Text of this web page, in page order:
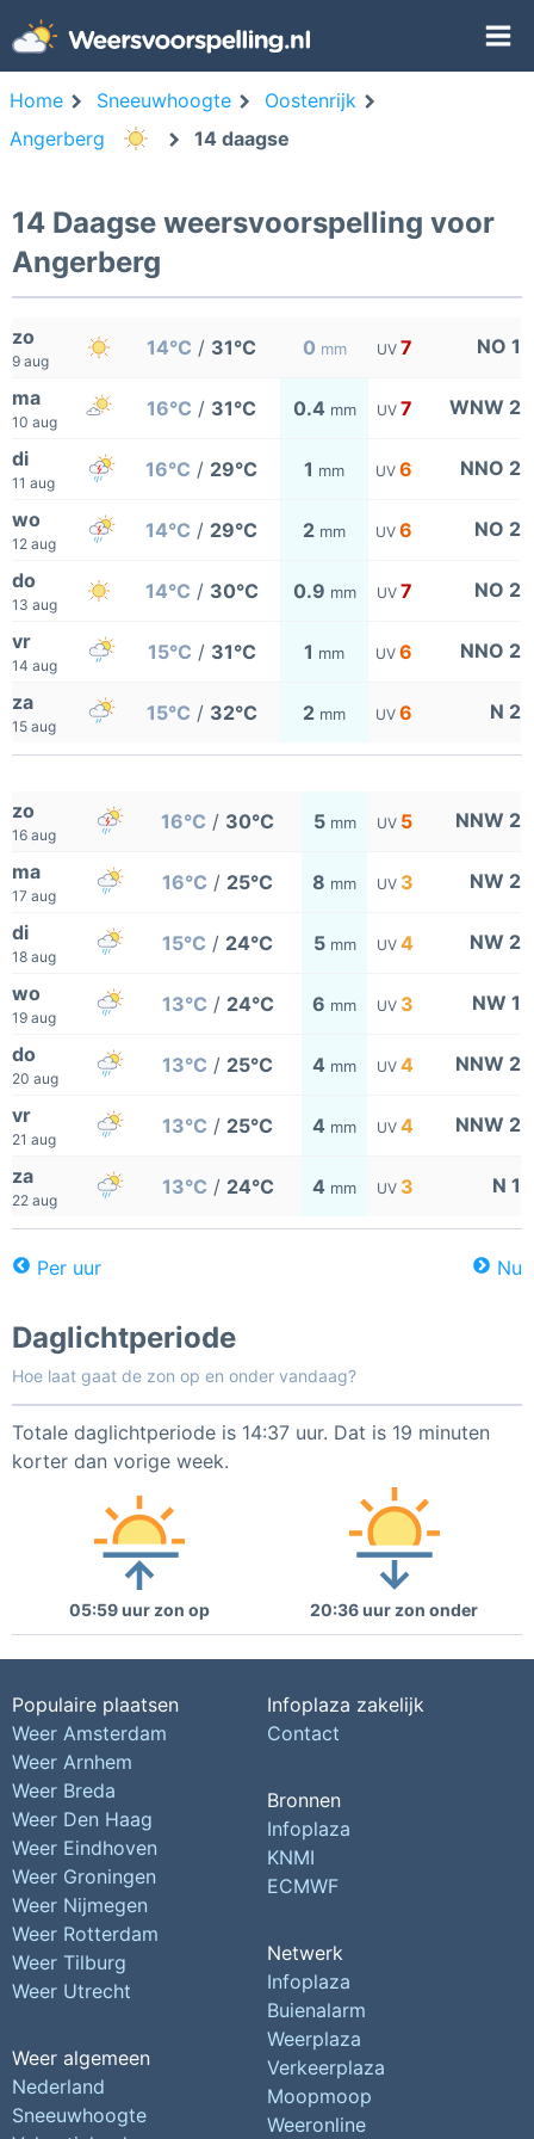
Home Sneeuwhoogte
Oostenrijk
Angerberg
14 daagse
14 Daagse weersvoorspelling voor
Angerberg
zo
9 aug
14°C / 31°C 0 mm UV 7 NO 1
ma
10 aug
16°C / 31°C 0.4 mm UV 7 WNW 2
di
11 aug
16°C / 29°C 1 mm UV 6 NNO 2
wo
12 aug
14°C / 29°C 2 mm UV 6 NO 2
do
13 aug
14°C / 30°C 0.9 mm UV 7 NO 2
vr
14 aug
15°C / 31°C 1 mm UV 6 NNO 2
za
15 aug
15°C / 32°C 2 mm UV 6 N 2
zo
16 aug
16°C / 30°C 5 mm UV 5 NNW 2
ma
17 aug
16°C / 25°C 8 mm UV 3 NW 2
di
18 aug
15°C / 24°C 5 mm UV 4 NW 2
wo
19 aug
13°C / 24°C 6 mm UV 3 NW 1
do
20 aug
13°C / 25°C 4 mm UV 4 NNW 2
vr
21 aug
13°C / 25°C 4 mm UV 4 NNW 2
za
22 aug
13°C / 24°C 4 mm UV 3 N 1
Per uur Nu
Daglichtperiode
Hoe laat gaat de zon op en onder vandaag?
Totale daglichtperiode is 14:37 uur. Dat is 19 minuten
korter dan vorige week.
05:59 uur zon op 20:36 uur zon onder
Populaire plaatsen
Weer Amsterdam
Weer Arnhem
Weer Breda
Weer Den Haag
Weer Eindhoven
Weer Groningen
Weer Nijmegen
Weer Rotterdam
Weer Tilburg
Weer Utrecht
Weer algemeen
Nederland
Sneeuwhoogte
Infoplaza zakelijk
Contact
Bronnen
Infoplaza
KNMI
ECMWF
Netwerk
Infoplaza
Buienalarm
Weerplaza
Verkeerplaza
Moopmoop
Weeronline